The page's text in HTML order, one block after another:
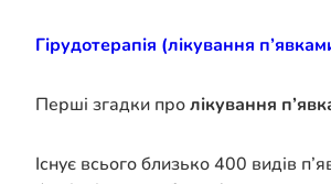
Гірудотерапія (лікування
Перші згадки пролікування
Існує всього близько 400 видів